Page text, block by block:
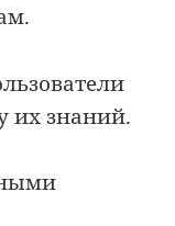
их знаний.